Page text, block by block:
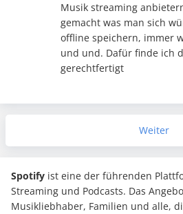
Musik streaming
gemacht was man sich
offline speichern, immer
und und. Dafür finde ich
gerechtfertigt
Weiter
Spotify ist eine der führenden
Streaming und Podcasts. Das
Musikliebhaber, Familien und alle,